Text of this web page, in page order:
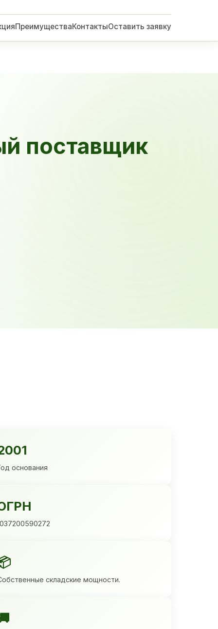
ПреимуществаКонтактыОставить заявку
поставщик
основания
складские мощности.